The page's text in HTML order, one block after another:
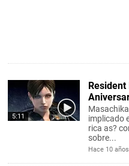
5:11
implicado
rica as?
sobre...
Hace 10